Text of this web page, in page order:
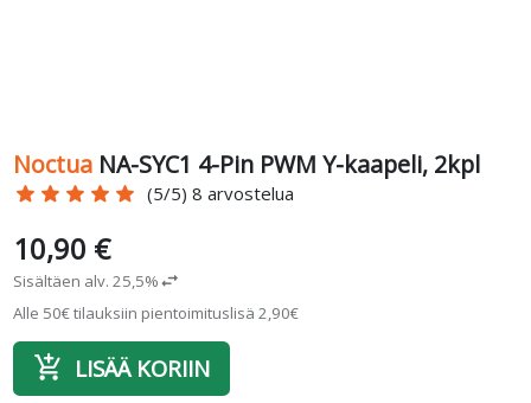
Noctua NA-SYC1 4-Pin PWM Y-kaapeli, 2kpl
star star star star star (5/5) 8 arvostelua
10,90 €
Sisältäen alv. 25,5%swap_horiz
Alle 50€ tilauksiin pientoimituslisä 2,90€
add_shopping_cart LISÄÄ KORIIN